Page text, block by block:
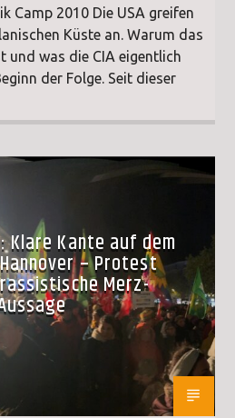
Camp 2010 Die USA greifen
Küste an. Warum das
und was die CIA eigentlich
der Folge. Seit dieser
Klare Kante auf dem
– Protest
Merz-